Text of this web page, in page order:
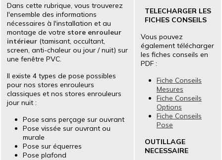
Dans cette rubrique, vous trouverez
l'ensemble des informations
nécessaires à l'installation et au
montage de votre store enrouleur
intérieur (tamisant, occultant,
screen, anti-chaleur ou jour / nuit) sur
une fenêtre PVC.
Il existe 4 types de pose possibles
pour nos stores enrouleurs
classiques et nos stores enrouleurs
jour nuit :
Pose sans perçage sur ouvrant
Pose vissée sur ouvrant ou
murale
Pose sur équerres
Pose plafond
TELECHARGER LES
FICHES CONSEILS
Vous pouvez
également télécharger
les fiches conseils en
PDF :
Fiche Conseils
Mesures
Fiche Conseils
Options
Fiche Conseils
Pose
OUTILLAGE
NECESSAIRE